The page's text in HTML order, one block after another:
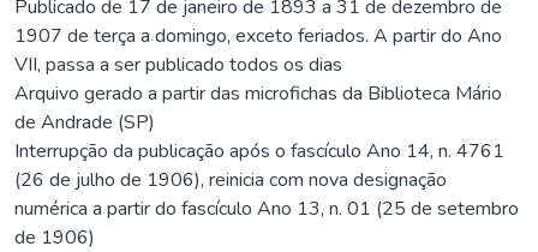
Publicado de 17 de janeiro de 1893 a 31 de dezembro de
1907 de terça a domingo, exceto feriados. A partir do Ano
VII, passa a ser publicado todos os dias
Arquivo gerado a partir das microfichas da Biblioteca Mário
de Andrade (SP)
Interrupção da publicação após o fascículo Ano 14, n. 4761
(26 de julho de 1906), reinicia com nova designação
numérica a partir do fascículo Ano 13, n. 01 (25 de setembro
de 1906)